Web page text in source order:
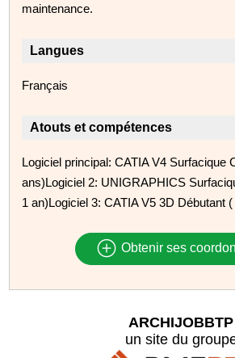
maintenance.
Langues
Français
Atouts et compétences
Logiciel principal: CATIA V4 Surfacique
ans)Logiciel 2: UNIGRAPHICS
1 an)Logiciel 3: CATIA V5 3D Débutant
Obtenir ses
ARCHIJOBBTP
un site du